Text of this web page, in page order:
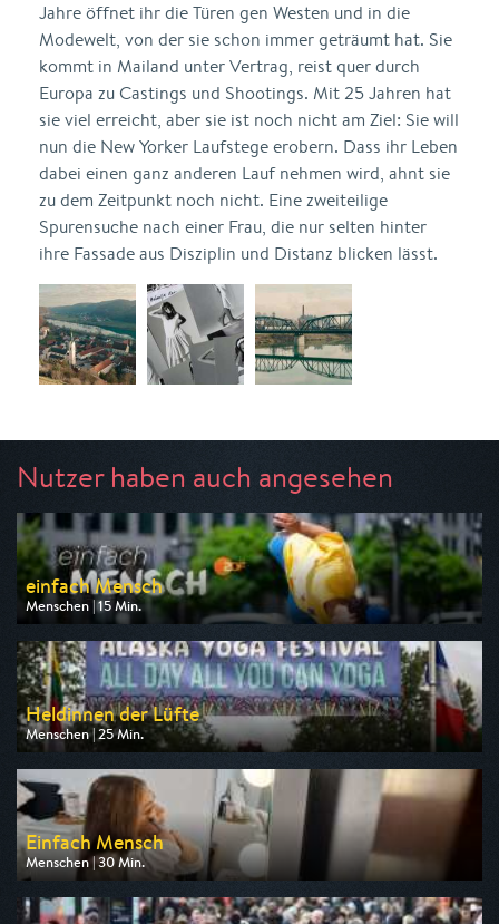
Jahre öffnet ihr die Türen gen Westen und in die
Modewelt, von der sie schon immer geträumt hat. Sie
kommt in Mailand unter Vertrag, reist quer durch
Europa zu Castings und Shootings. Mit 25 Jahren hat
sie viel erreicht, aber sie ist noch nicht am Ziel: Sie will
nun die New Yorker Laufstege erobern. Dass ihr Leben
dabei einen ganz anderen Lauf nehmen wird, ahnt sie
zu dem Zeitpunkt noch nicht. Eine zweiteilige
Spurensuche nach einer Frau, die nur selten hinter
ihre Fassade aus Disziplin und Distanz blicken lässt.
Nutzer haben auch angesehen
einfach Mensch
Menschen | 15 Min.
Ausgestrahlt von ZDF
am 08.08.2026, 12:00
Heldinnen der Lüfte
Menschen | 25 Min.
Ausgestrahlt von arte
am 08.08.2026, 06:15
Einfach Mensch
Menschen | 30 Min.
Ausgestrahlt von 3sat
am 07.08.2026, 11:50